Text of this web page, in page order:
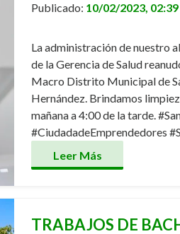
Publicado: 10/02/2023, 02:39
La administración de nuestro
de la Gerencia de Salud
Macro Distrito Municipal de
Hernández. Brindamos
mañana a 4:00 de la tarde.
#CiudadadeEmprendedores
Leer Más
TRABAJOS DE